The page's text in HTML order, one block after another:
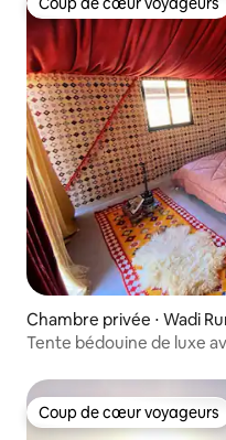
Coup de cœur voyageurs
Chambre privée ⋅ Wadi
Tente bédouine de luxe
Coup de cœur voyageurs
Coup de cœur voyageurs